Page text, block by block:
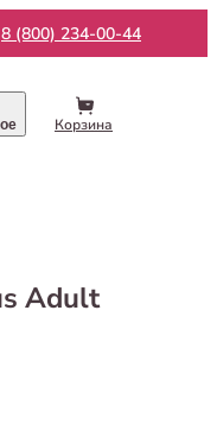
8 (800) 234-00-44
Корзина
Adult